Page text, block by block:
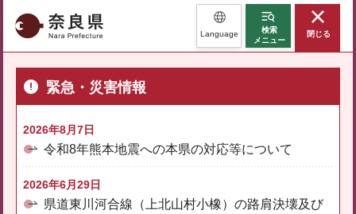
奈良県 Language
検索
メニュー
閉じる
緊急・災害情報
2026年8月7日
令和8年熊本地震への本県の対応等について
2026年6月29日
県道東川河合線（上北山村小橡）の路肩決壊及び